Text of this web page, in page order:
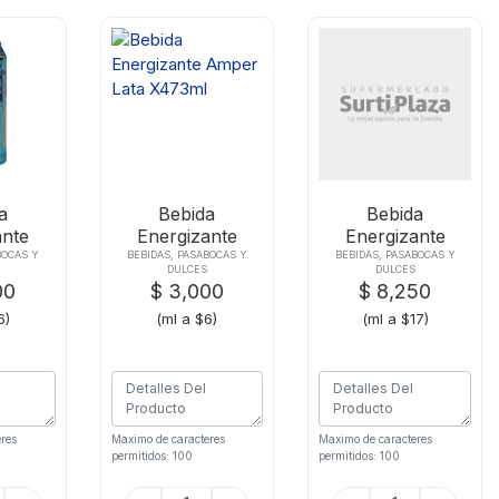
Ml
Y
Bebida
Energizante
Amper Lata
X473ml
BEBIDAS, PASABOCAS Y
DULCES
$ 3,000
(ml a $6)
Maximo de caracteres
permitidos: 100
Bebida
Energizante
Monster Green
Lat X473ml
BEBIDAS, PASABOCAS Y
DULCES
$ 8,250
(ml a $17)
Maximo de caracteres
permitidos: 100